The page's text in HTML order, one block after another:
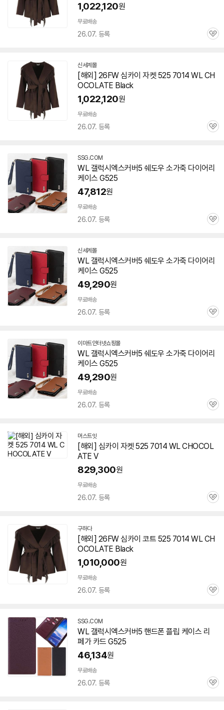
1,022,120원
무료배송
26.07. 등록
관
신세계몰
[해외] 26FW 심카이 자켓 525 7014 WL CH
OCOLATE Black
1,022,120원
무료배송
26.07. 등록
관
SSG.COM
WL 갤럭시엑스커버5 쉐도우 소가죽 다이어리
케이스 G525
47,812원
무료배송
26.07. 등록
관
신세계몰
WL 갤럭시엑스커버5 쉐도우 소가죽 다이어리
케이스 G525
49,290원
무료배송
26.07. 등록
관
이마트인터넷쇼핑몰
WL 갤럭시엑스커버5 쉐도우 소가죽 다이어리
케이스 G525
49,290원
무료배송
26.07. 등록
관
머스트잇
[해외] 심카이 자켓 525 7014 WL CHOCOL
ATE V
829,300원
무료배송
26.07. 등록
관
구하다
[해외] 26FW 심카이 코트 525 7014 WL CH
OCOLATE Black
1,010,000원
무료배송
26.07. 등록
관
SSG.COM
WL 갤럭시엑스커버5 핸드폰 플립 케이스 리
페가 카드 G525
46,134원
무료배송
26.07. 등록
관